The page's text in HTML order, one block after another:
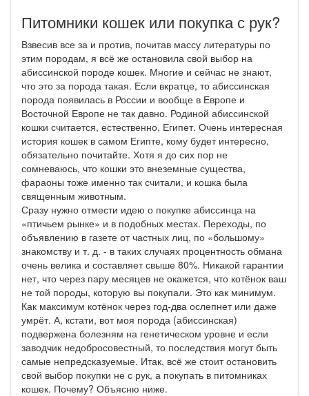
Питомники кошек или покупка с рук?
Взвесив все за и против, почитав массу литературы по
этим породам, я всё же остановила свой выбор на
абиссинской породе кошек. Многие и сейчас не знают,
что это за порода такая. Если вкратце, то абиссинская
порода появилась в России и вообще в Европе и
Восточной Европе не так давно. Родиной абиссинской
кошки считается, естественно, Египет. Очень интересная
история кошек в самом Египте, кому будет интересно,
обязательно почитайте. Хотя я до сих пор не
сомневаюсь, что кошки это внеземные существа,
фараоны тоже именно так считали, и кошка была
священным животным.
Сразу нужно отмести идею о покупке абиссинца на
«птичьем рынке» и в подобных местах. Переходы, по
объявлению в газете от частных лиц, по «большому»
знакомству и т. д. - в таких случаях процентность обмана
очень велика и составляет свыше 80%. Никакой гарантии
нет, что через пару месяцев не окажется, что котёнок ваш
не той породы, которую вы покупали. Это как минимум.
Как максимум котёнок через год-два ослепнет или даже
умрёт. А, кстати, вот моя порода (абиссинская)
подвержена болезням на генетическом уровне и если
заводчик недобросовестный, то последствия могут быть
самые непредсказуемые. Итак, всё же стоит остановить
свой выбор покупки не с рук, а покупать в питомниках
кошек. Почему? Объясню ниже.